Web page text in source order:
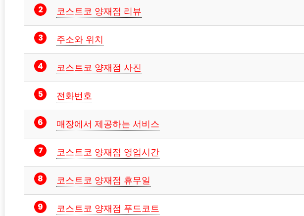
코스트코 양재점 리뷰
주소와 위치
코스트코 양재점 사진
전화번호
매장에서 제공하는 서비스
코스트코 양재점 영업시간
코스트코 양재점 휴무일
코스트코 양재점 푸드코트